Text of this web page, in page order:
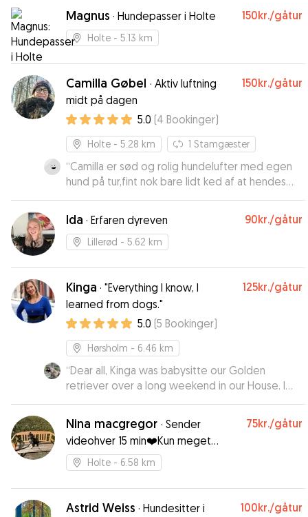
dyr, også stor erfaring og viden om hunde, så
man kan trygt overlade sin hund til Gina, som i
øvrigt er enormt sød og hjælpsom !
Magnus · Hundepasser i Holte 150kr./gåtur
Holte - 5.13 km
Camilla Gøbel · Aktiv luftning
midt på dagen
150kr./gåtur
5.0 (4 Bookinger)
Holte - 5.28 km 1 Stamgæster
“Camilla er sød og rolig hundelufter med egen
hund på tur,fint nok bare lidt ked af at hendes
bliver sluppet løs og Holly skal være I snor,beder
hvis begge er i snor. Ellers fint tilfreds”
Ida · Erfaren dyreven 90kr./gåtur
Lillerød - 5.62 km
Kinga · "Everything I know, I
learned from dogs."
125kr./gåtur
5.0 (5 Bookinger)
Hørsholm - 6.46 km
“Dear all, Kinga was babysitte our Golden
retriever over a long weekend in our House. I
could feel that our dog had been 100% fine with
Kinga, as there had been no different if ir was
her or us”
Nina macgregor · Sender
videohver 15 min❤️Kun meget
Forkælede hunde passes af
mig(under 10kg)
75kr./gåtur
Holte - 6.58 km
Astrid Weiss · Hundesitter i
100kr./gåtur